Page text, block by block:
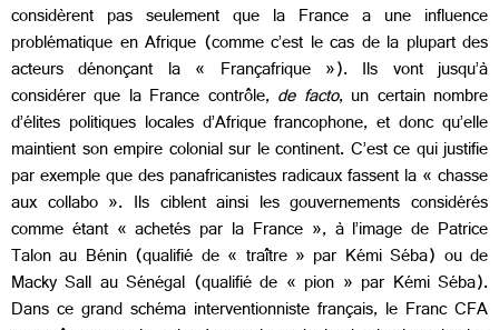
considèrent pas seulement que la France a une influence
problématique en Afrique (comme c’est le cas de la plupart des
acteurs dénonçant la « Françafrique »). Ils vont jusqu’à
considérer que la France contrôle, de facto, un certain nombre
d’élites politiques locales d’Afrique francophone, et donc qu’elle
maintient son empire colonial sur le continent. C’est ce qui justifie
par exemple que des panafricanistes radicaux fassent la « chasse
aux collabo ». Ils ciblent ainsi les gouvernements considérés
comme étant « achetés par la France », à l’image de Patrice
Talon au Bénin (qualifié de « traître » par Kémi Séba) ou de
Macky Sall au Sénégal (qualifié de « pion » par Kémi Séba).
Dans ce grand schéma interventionniste français, le Franc CFA